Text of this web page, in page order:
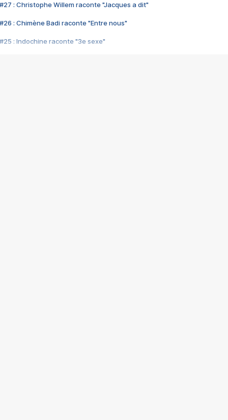
#27 : Christophe Willem raconte "Jacques a dit"
#26 : Chimène Badi raconte "Entre nous"
#25 : Indochine raconte "3e sexe"